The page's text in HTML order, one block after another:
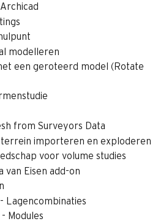
modelleren
een geroteerd model (Rotate
from Surveyors Data
terrein importeren en exploderen
voor volume studies
van Eisen add-on
Lagencombinaties
Modules